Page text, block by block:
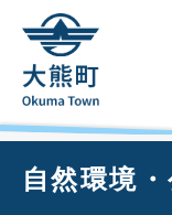
頭
自然環境